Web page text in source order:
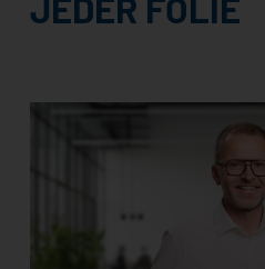
JEDER FOLIE